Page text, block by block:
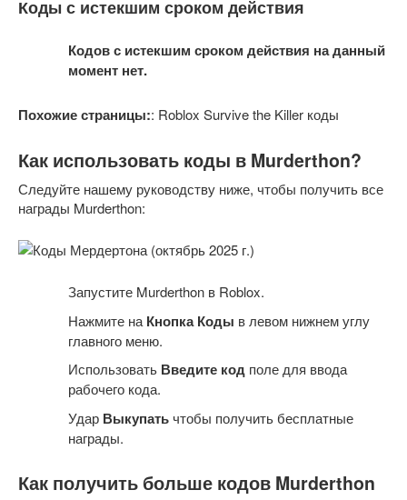
Коды с истекшим сроком действия
Кодов с истекшим сроком действия на данный
момент нет.
Похожие страницы:: Roblox Survive the Killer коды
Как использовать коды в Murderthon?
Следуйте нашему руководству ниже, чтобы получить все
награды Murderthon:
Запустите Murderthon в Roblox.
Нажмите на Кнопка Коды в левом нижнем углу
главного меню.
Использовать Введите код поле для ввода
рабочего кода.
Удар Выкупать чтобы получить бесплатные
награды.
Как получить больше кодов Murderthon